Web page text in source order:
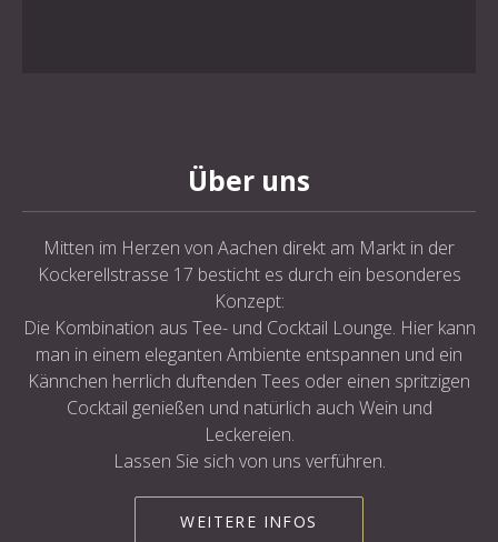
Über uns
Mitten im Herzen von Aachen direkt am Markt in der
Kockerellstrasse 17 besticht es durch ein besonderes
Konzept:
Die Kombination aus Tee- und Cocktail Lounge. Hier kann
man in einem eleganten Ambiente entspannen und ein
Kännchen herrlich duftenden Tees oder einen spritzigen
Cocktail genießen und natürlich auch Wein und
Leckereien.
Lassen Sie sich von uns verführen.
WEITERE INFOS